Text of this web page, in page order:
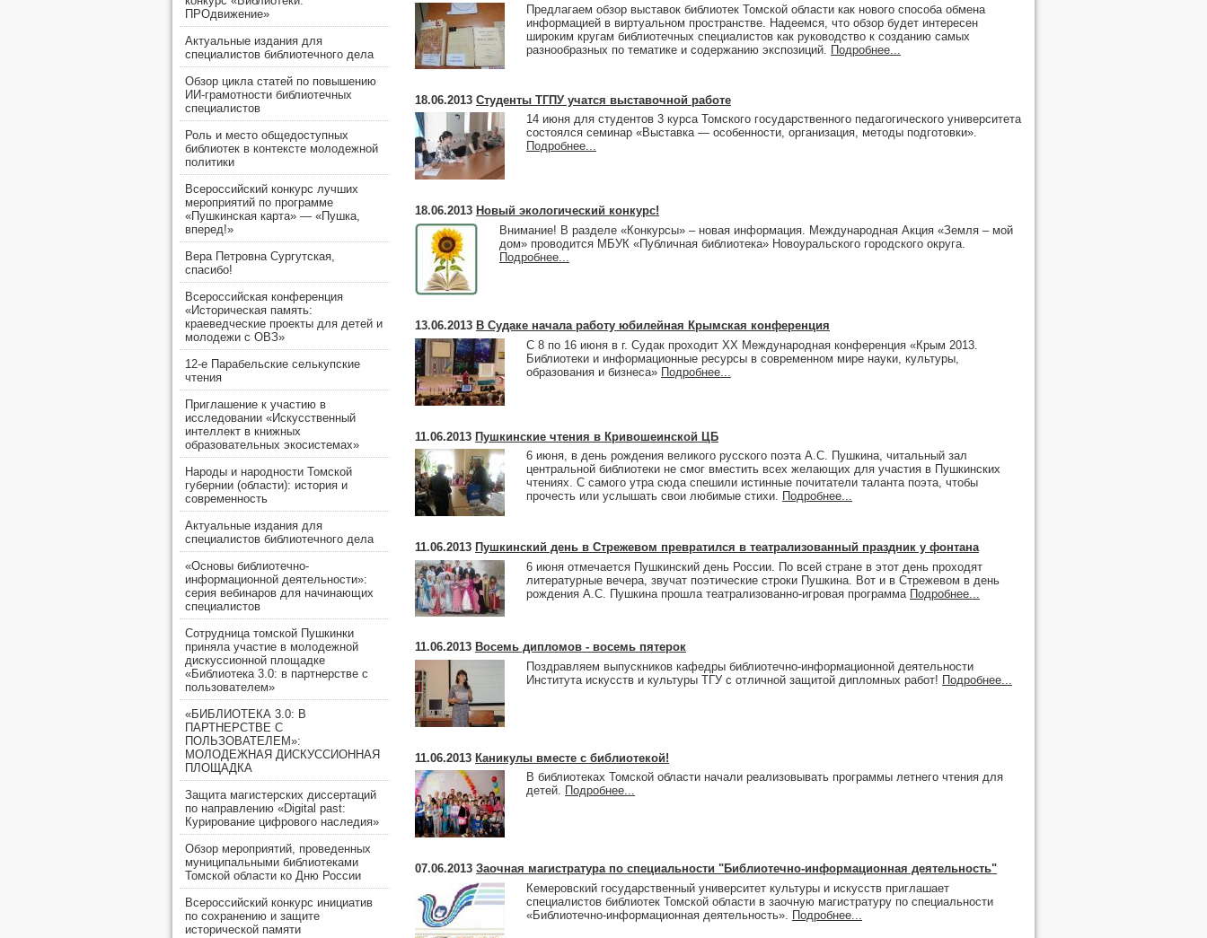
ПРОдвижение»
Актуальные издания для
специалистов библиотечного дела
Обзор цикла статей по повышению
ИИ-грамотности библиотечных
специалистов
Роль и место общедоступных
библиотек в контексте молодежной
политики
Всероссийский конкурс лучших
мероприятий по программе
«Пушкинская карта» — «Пушка,
вперед!»
Вера Петровна Сургутская,
спасибо!
Всероссийская конференция
«Историческая память:
краеведческие проекты для детей и
молодежи с ОВЗ»
12-е Парабельские селькупские
чтения
Приглашение к участию в
исследовании «Искусственный
интеллект в книжных
образовательных экосистемах»
Народы и народности Томской
губернии (области): история и
современность
Актуальные издания для
специалистов библиотечного дела
«Основы библиотечно-
информационной деятельности»:
серия вебинаров для начинающих
специалистов
Сотрудница томской Пушкинки
приняла участие в молодежной
дискуссионной площадке
«Библиотека 3.0: в партнерстве с
пользователем»
«БИБЛИОТЕКА 3.0: В
ПАРТНЕРСТВЕ С
ПОЛЬЗОВАТЕЛЕМ»:
МОЛОДЕЖНАЯ ДИСКУССИОННАЯ
ПЛОЩАДКА
Защита магистерских диссертаций
по направлению «Digital past:
Курирование цифрового наследия»
Обзор мероприятий, проведенных
муниципальными библиотеками
Томской области ко Дню России
Всероссийский конкурс инициатив
по сохранению и защите
исторической памяти
2015
декабрь ноябрь,октябрь, сентябрь,август ,июль,июнь,май, апрель, март,февраль,январь
2014 декабрь,ноябрь,октябрь,сентябрь,август,июль,июнь,май,апрель ,март,февраль, январь
2013 декабрь, ноябрь,октябрь,август,июль,июнь ,май,апрель,март,февраль, январь
2012 декабрь, ноябрь октябрь июль апрель ,март,февраль
2010 декабрь ноябрь,октябрь август, июнь
2009
декабрь
Предлагаем обзор выставок библиотек Томской области как нового способа обмена
информацией в виртуальном пространстве. Надеемся, что обзор будет интересен
широким кругам библиотечных специалистов как руководство к созданию самых
разнообразных по тематике и содержанию экспозиций. Подробнее...
18.06.2013 Студенты ТГПУ учатся выставочной работе
14 июня для студентов 3 курса Томского государственного педагогического университета
состоялся семинар «Выставка — особенности, организация, методы подготовки».
Подробнее...
18.06.2013 Новый экологический конкурс!
Внимание! В разделе «Конкурсы» – новая информация. Международная Акция «Земля – мой
дом» проводится МБУК «Публичная библиотека» Новоуральского городского округа.
Подробнее...
13.06.2013 В Судаке начала работу юбилейная Крымская конференция
С 8 по 16 июня в г. Судак проходит XX Международная конференция «Крым 2013.
Библиотеки и информационные ресурсы в современном мире науки, культуры,
образования и бизнеса» Подробнее...
11.06.2013 Пушкинские чтения в Кривошеинской ЦБ
6 июня, в день рождения великого русского поэта А.С. Пушкина, читальный зал
центральной библиотеки не смог вместить всех желающих для участия в Пушкинских
чтениях. С самого утра сюда спешили истинные почитатели таланта поэта, чтобы
прочесть или услышать свои любимые стихи. Подробнее...
11.06.2013 Пушкинский день в Стрежевом превратился в театрализованный праздник у фонтана
6 июня отмечается Пушкинский день России. По всей стране в этот день проходят
литературные вечера, звучат поэтические строки Пушкина. Вот и в Стрежевом в день
рождения А.С. Пушкина прошла театрализованно-игровая программа Подробнее...
11.06.2013 Восемь дипломов - восемь пятерок
Поздравляем выпускников кафедры библиотечно-информационной деятельности
Института искусств и культуры ТГУ с отличной защитой дипломных работ! Подробнее...
11.06.2013 Каникулы вместе с библиотекой!
В библиотеках Томской области начали реализовывать программы летнего чтения для
детей. Подробнее...
07.06.2013 Заочная магистратура по специальности "Библиотечно-информационная деятельность"
Кемеровский государственный университет культуры и искусств приглашает
специалистов библиотек Томской области в заочную магистратуру по специальности
«Библиотечно-информационная деятельность». Подробнее...